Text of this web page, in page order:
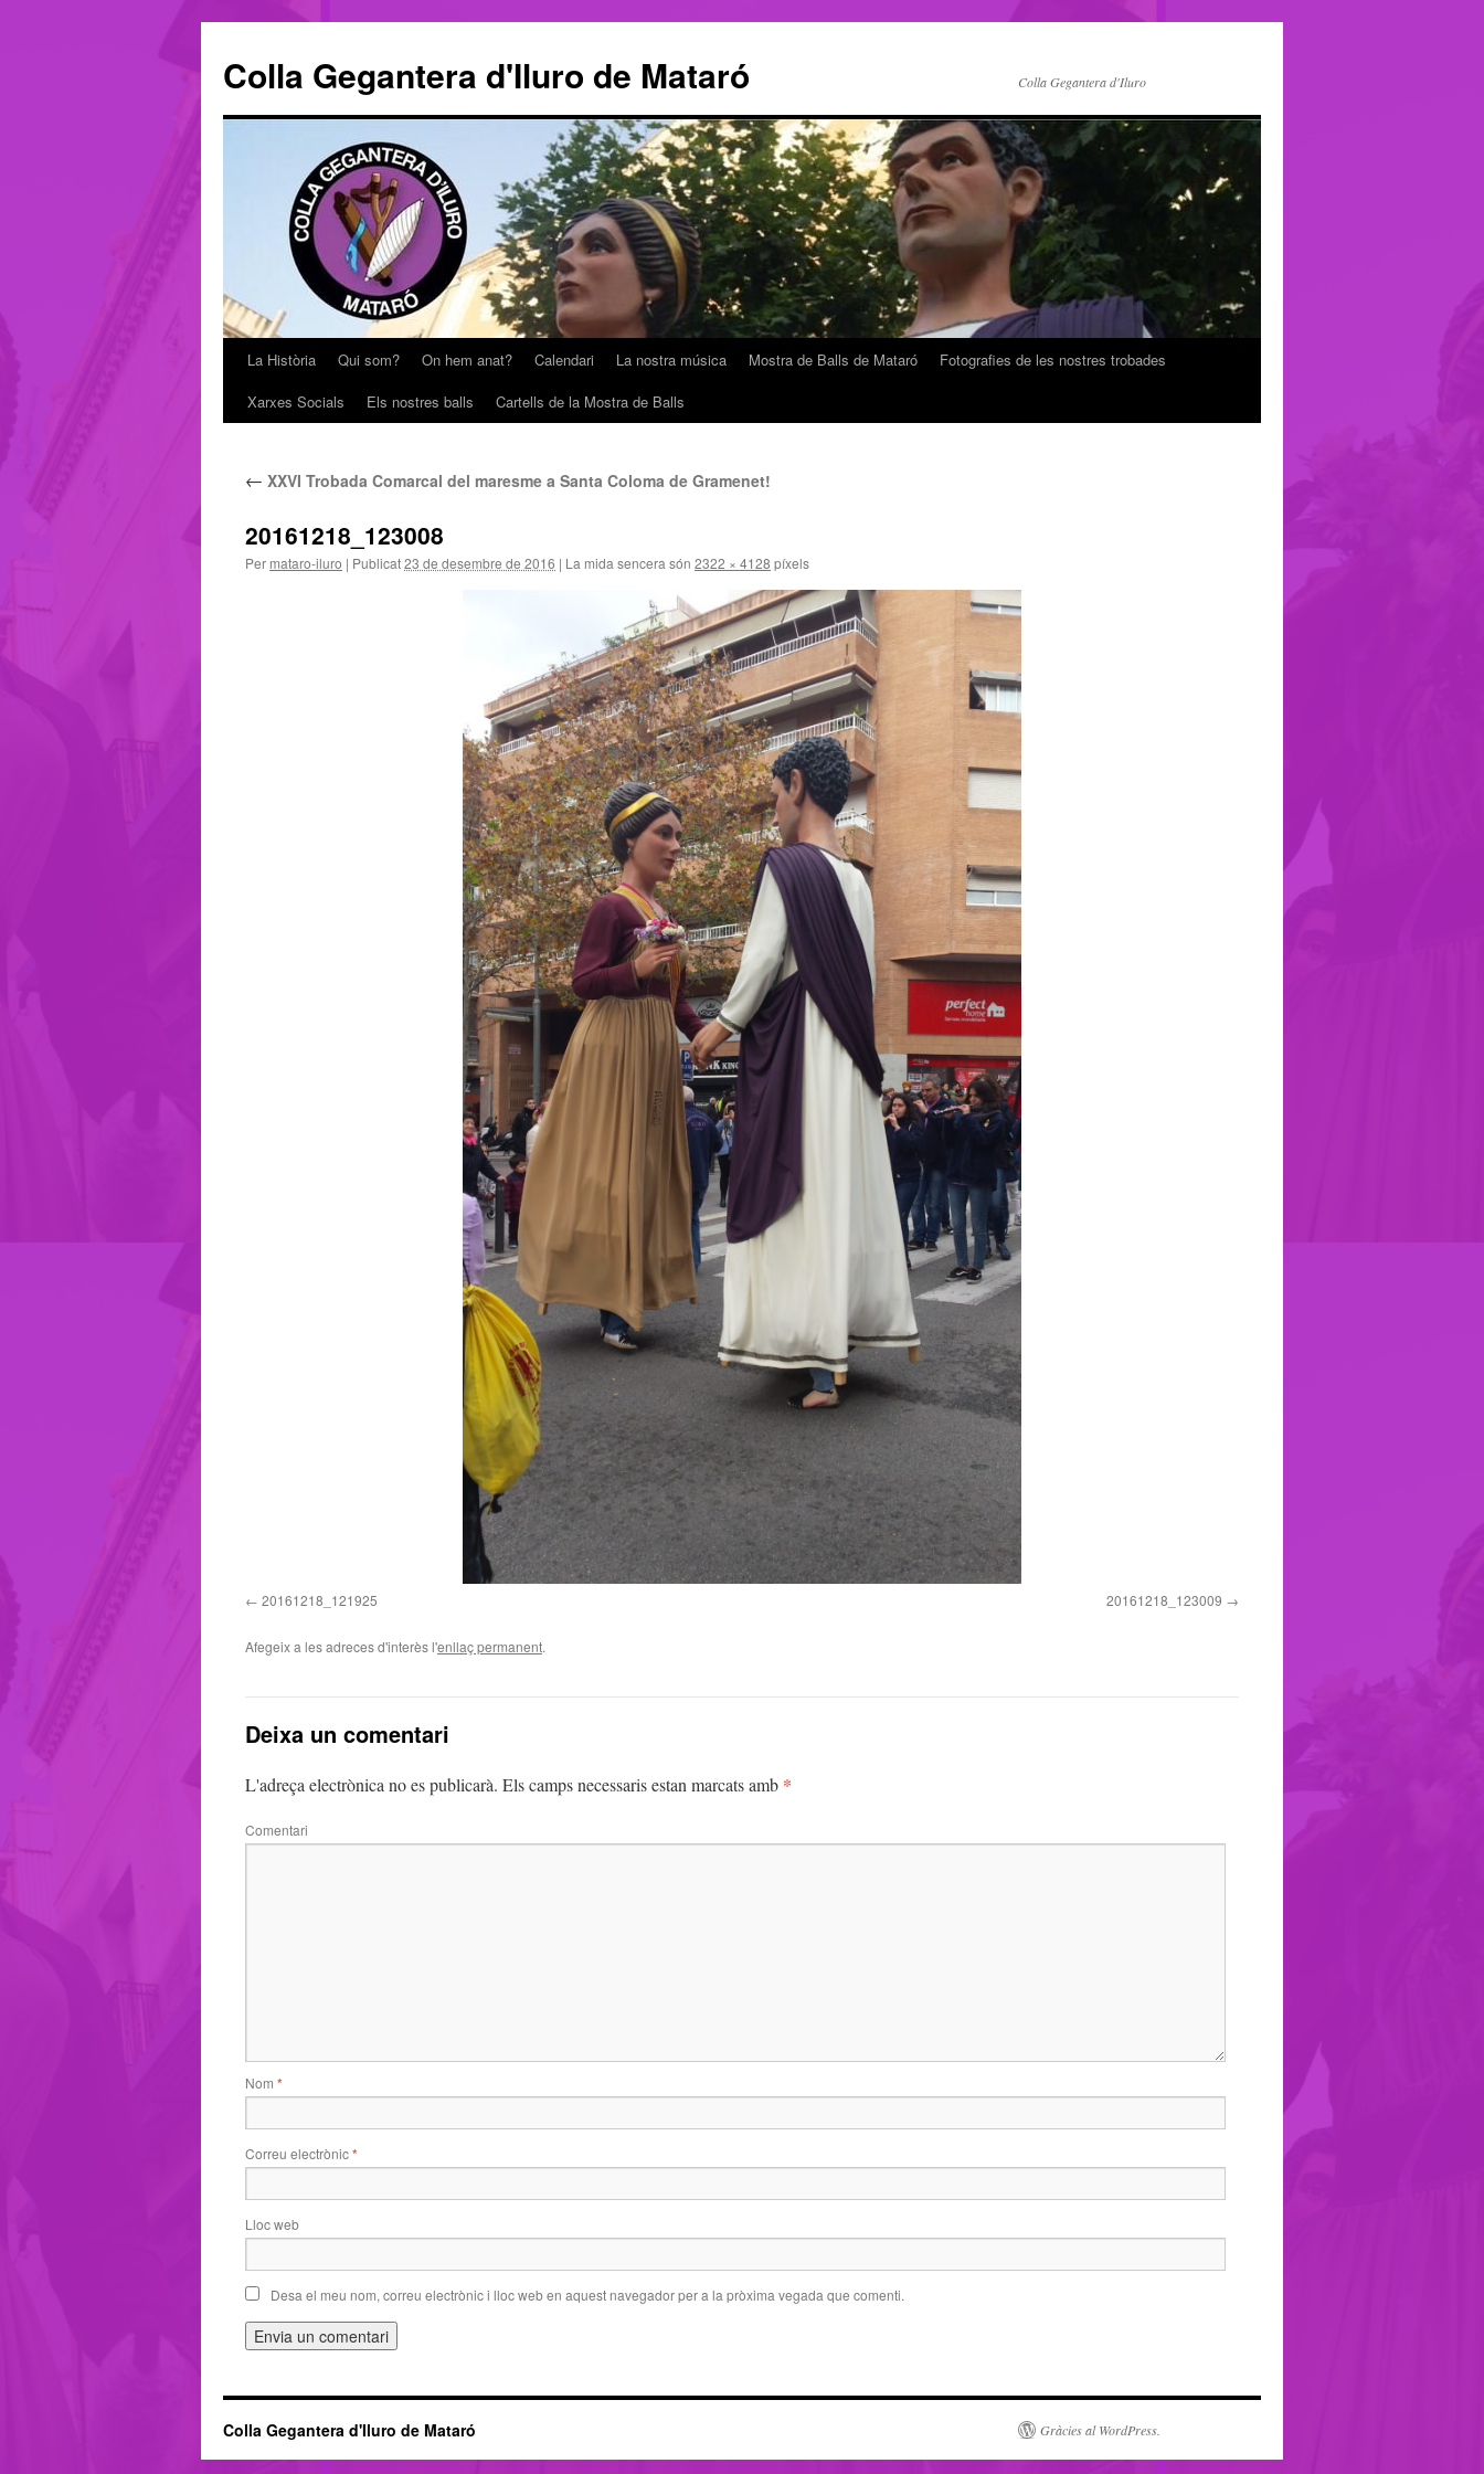
Colla Gegantera d'Iluro de Mataró Colla Gegantera d'Iluro
VésLa Història Qui som? On hem anat? Calendari La nostra música Mostra de Balls de Mataró
Fotografies de les nostres trobades
Xarxes Socials
Els nostres balls Cartells de la Mostra de Balls
← XXVI Trobada Comarcal del maresme a Santa Coloma de Gramenet!
20161218_123008
Per mataro-iluro | Publicat23 de desembre de 2016 | La mida sencera són 2322 × 4128 píxels
20161218_121925 20161218_123009
Afegeix a les adreces d'interès l'enllaç permanent.
Deixa un comentari
L'adreça electrònica no es publicarà. Els camps necessaris estan marcats amb *
Comentari
Nom *
Correu electrònic*
Lloc web
Desa el meu nom, correu electrònic i lloc web en aquest navegador per a la pròxima vegada que comenti.
Colla Gegantera d'Iluro de Mataró Gràcies al WordPress.